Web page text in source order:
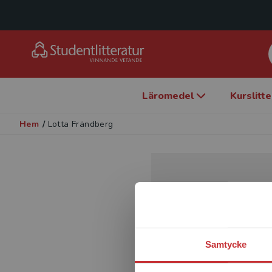
Samtycke
Läromedel
Hem / Lotta Frändberg